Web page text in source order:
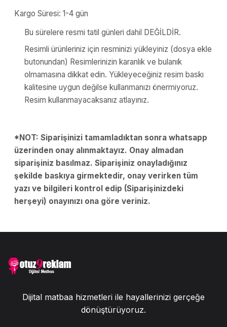
Kargo Süresi: 1-4 gün
Bu sürelere resmi tatil günleri dahil DEĞİLDİR.
Resimli ürünleriniz için resminizi yükleyiniz (dosya ekle
butonundan) Resimlerinizin karanlık ve bulanık
olmamasına dikkat edin. Yükleyeceğiniz resim baskı
kalitesine uygun değilse kullanmanızı önermiyoruz.
Resim kullanmayacaksanız atlayınız.
*NOT: Siparişinizi tamamladıktan sonra whatsapp
üzerinden onay alınmaktayız. Onay almadan
siparişiniz basılmaz. Siparişiniz onayladığınız
şekilde baskıya girmektedir, onay verirken tüm
yazı ve bilgileri kontrol edip (Siparişinizdeki
herşeyi) onayınızı ona göre veriniz.
Dijital matbaa hizmetleri ile hayallerinizi gerçeğe
dönüştürüyoruz.